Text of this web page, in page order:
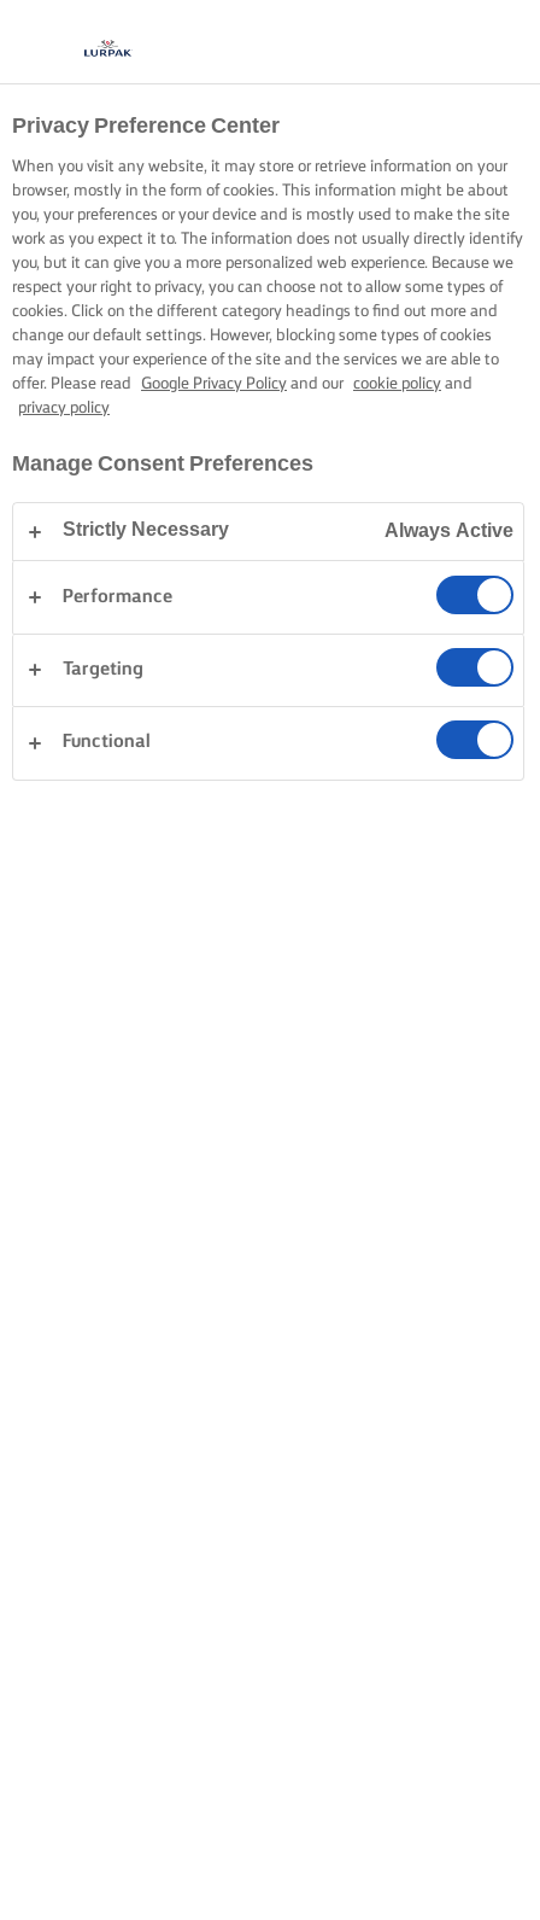
Privacy Preference Center
When you visit any website, it may store or retrieve information on your
browser, mostly in the form of cookies. This information might be about
you, your preferences or your device and is mostly used to make the site
work as you expect it to. The information does not usually directly identify
you, but it can give you a more personalized web experience. Because we
respect your right to privacy, you can choose not to allow some types of
cookies. Click on the different category headings to find out more and
change our default settings. However, blocking some types of cookies
may impact your experience of the site and the services we are able to
offer. Please read
Google Privacy Policy and our cookie policy and
privacy policy
Manage Consent Preferences
Strictly Necessary Always Active
Performance
Targeting
Functional